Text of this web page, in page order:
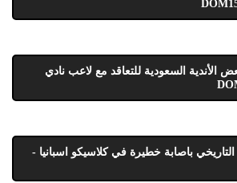
الأندية السعودية للتعاقد مع لاعب نادي
باصابة خطيرة في كلاسيكو اسبانيا -